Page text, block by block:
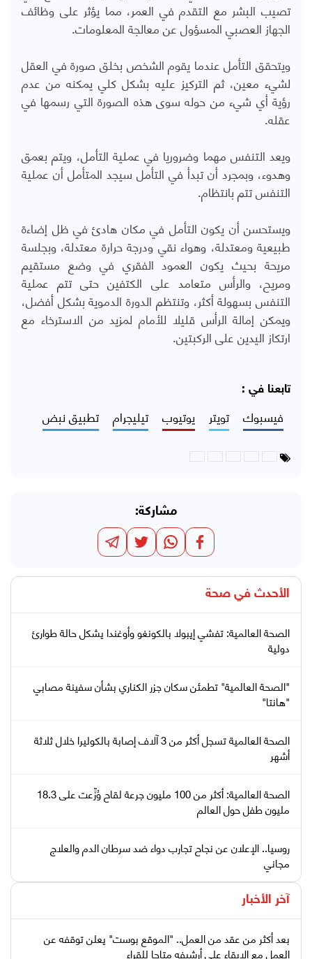
تصيب البشر مع التقدم في العمر، مما يؤثر على وظائف
الجهاز العصبي المسؤول عن معالجة المعلومات.
ويتحقق التأمل عندما يقوم الشخص بخلق صورة في العقل
لشيء معين، ثم التركيز عليه بشكل كلي يمكنه من عدم
رؤية أي شيء من حوله سوى هذه الصورة التي رسمها في
عقله.
ويعد التنفس مهما وضروريا في عملية التأمل، ويتم بعمق
وهدوء، وبمجرد أن تبدأ في التأمل سيجد المتأمل أن عملية
التنفس تتم بانتظام.
ويستحسن أن يكون التأمل في مكان هادئ في ظل إضاءة
طبيعية ومعتدلة، وهواء نقي ودرجة حرارة معتدلة، وبجلسة
مريحة بحيث يكون العمود الفقري في وضع مستقيم
ومريح، والرأس متعامد على الكتفين حتى تتم عملية
التنفس بسهولة أكثر، وتنتظم الدورة الدموية بشكل أفضل،
ويمكن إمالة الرأس قليلا للأمام لمزيد من الاسترخاء مع
ارتكاز اليدين على الركبتين.
تابعنا في :
فيسبوك تويتر يوتيوب تيليجرام تطبيق نبض
مشاركة:
الأحدث في صحة
الصحة العالمية: تفشي إيبولا بالكونغو وأوغندا يشكل حالة طوارئ
دولية
"الصحة العالمية" تطمئن سكان جزر الكناري بشأن سفينة مصابي
"هانتا"
الصحة العالمية تسجل أكثر من 3 آلاف إصابة بالكوليرا خلال ثلاثة
أشهر
الصحة العالمية: أكثر من 100 مليون جرعة لقاح وُزِّعت على 18.3
مليون طفل حول العالم
روسيا.. الإعلان عن نجاح تجارب دواء ضد سرطان الدم والعلاج
مجاني
آخر الأخبار
بعد أكثر من عقد من العمل.. "الموقع بوست" يعلن توقفه عن
العمل مع الإبقاء على أرشيفه متاحا للقراء